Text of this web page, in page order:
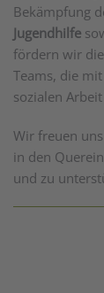
Bekämpfung
Jugendhilfe
fördern wir
Teams, die
sozialen
Wir freuen
in den
und zu